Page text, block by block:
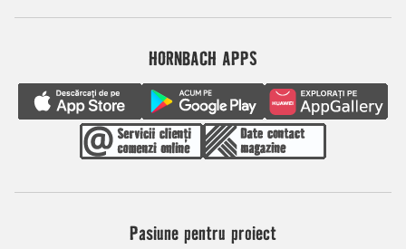
HORNBACH APPS
Pasiune pentru proiect